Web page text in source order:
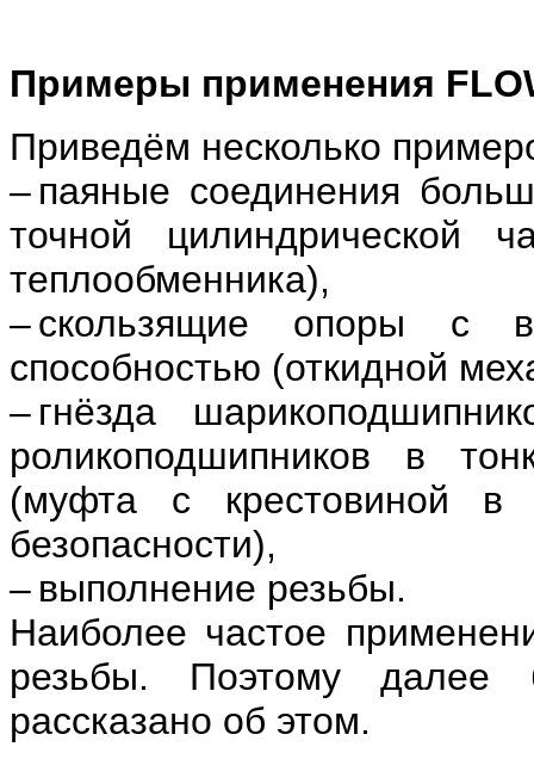
Примеры применения
Приведём несколько
– паяные соединения
точной цилиндрической
теплообменника),
– скользящие опоры с
способностью (откидной
– гнёзда
роликоподшипников в
(муфта с крестовиной в
безопасности),
– выполнение резьбы.
Наиболее частое
резьбы. Поэтому далее
рассказано об этом.